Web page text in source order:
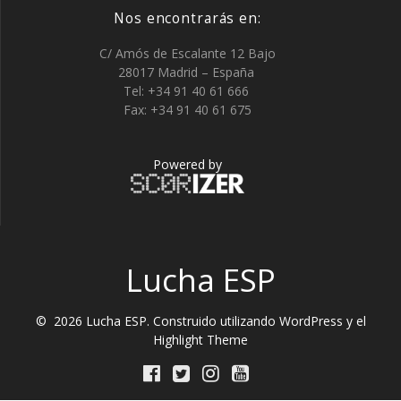
Nos encontrarás en:
C/ Amós de Escalante 12 Bajo
28017 Madrid – España
Tel: +34 91 40 61 666
Fax: +34 91 40 61 675
Powered by
Lucha ESP
© 2026 Lucha ESP. Construido utilizando WordPress y el
Highlight Theme